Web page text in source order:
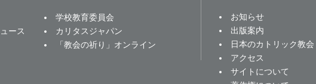
学校教育委員会
ース
カリタスジャパン
「教会の祈り」オンライン
お知らせ
出版案内
日本のカトリック教会
アクセス
サイトについて